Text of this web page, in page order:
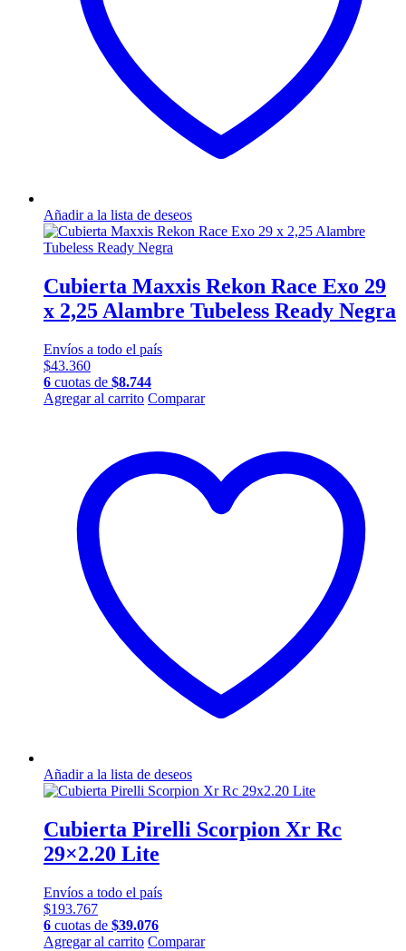
Añadir a la lista de deseos
Cubierta Maxxis Rekon Race Exo 29
x 2,25 Alambre Tubeless Ready Negra
Envíos a todo el país
$43.360
6 cuotas de $8.744
Agregar al carrito Comparar
Añadir a la lista de deseos
Cubierta Pirelli Scorpion Xr Rc
29×2.20 Lite
Envíos a todo el país
$193.767
6 cuotas de $39.076
Agregar al carrito Comparar